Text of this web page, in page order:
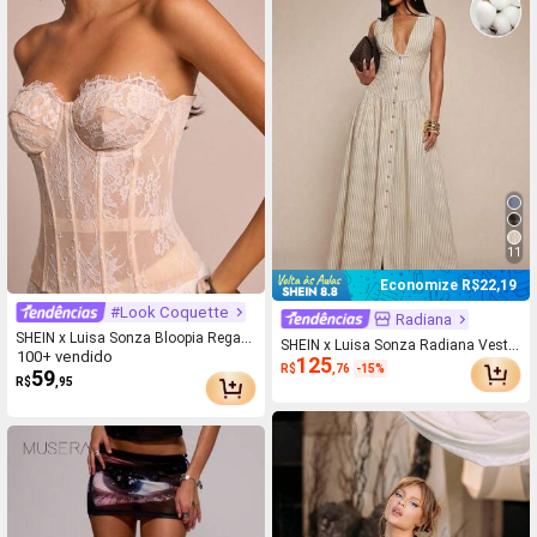
#Look Coquette
SHEIN x Luisa Sonza Bloopia Regata
Ajustada de Renda Floral Feminina
100+ vendido
R$59,95
11
Economize R$22,19
Radiana
SHEIN x Luisa Sonza Radiana Vestid
o Longo com Botões na Frente, Cint
ura Marcada, Decote em V e Sem Ma
R$125 ,76 -15%